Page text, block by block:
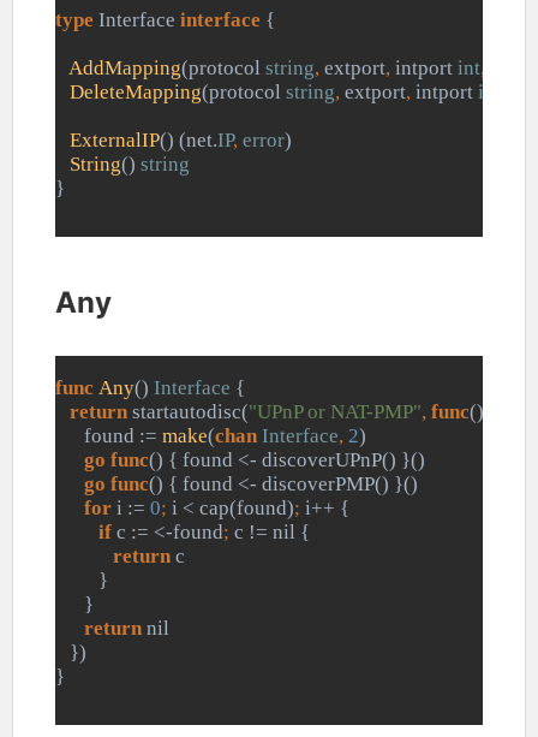
type Interface interface {
AddMapping(protocol string, extport, intport int,
DeleteMapping(protocol string, extport, intport int
ExternalIP() (net.IP, error)
String() string
}
Any
func Any() Interface {
return startautodisc("UPnP or NAT-PMP", func()
      found :=
make(chan Interface, 2)
go func() { found <- discoverUPnP() }()
go func() { found <- discoverPMP() }()
for i := 0; i < cap(found); i++ {
if c := <-found; c != nil {
return c
         }
      }
return nil
   })
}